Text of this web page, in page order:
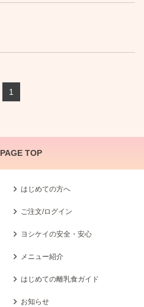
1
PAGE TOP
はじめての方へ
ご注文/ログイン
ヨシケイの安全・安心
メニュー紹介
はじめての離乳食ガイド
お知らせ